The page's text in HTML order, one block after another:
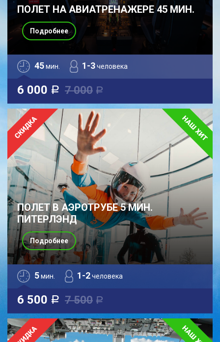
ПОЛЕТ НА АВИАТРЕНАЖЕРЕ 45 МИН.
45мин. 1-3человека
6 000 a 7 000 a
Подробнее
ПОЛЕТ В АЭРОТРУБЕ 5 МИН.
ПИТЕРЛЭНД
5мин. 1-2человека
6 500 a 7 500 a
Подробнее